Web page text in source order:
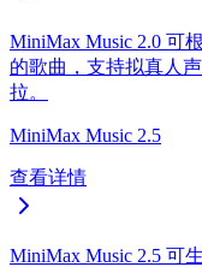
MiniMax Music 2.0 可
的歌曲，支持拟真人
拉。
MiniMax Music 2.5
查看详情
MiniMax Music 2.5 可